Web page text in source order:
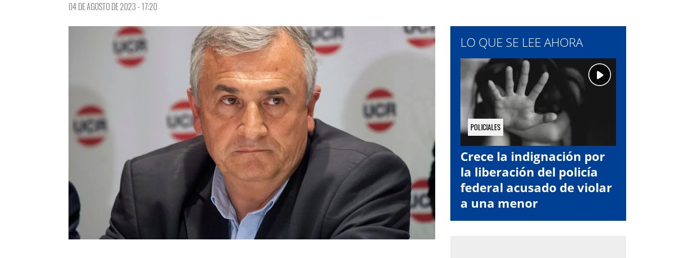
04 DE AGOSTO DE 2023 - 17:20
LO QUE SE LEE AHORA
POLICIALES
Crece la indignación por
la liberación del policía
federal acusado de violar
a una menor